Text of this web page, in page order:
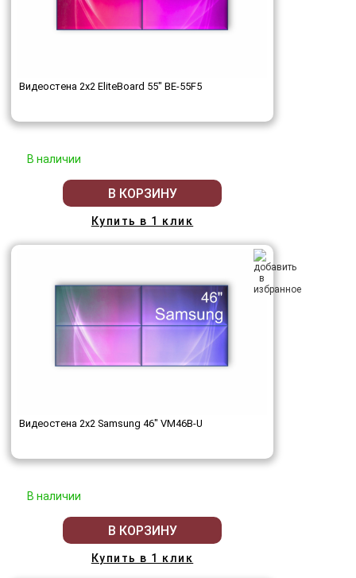
Видеостена 2x2 EliteBoard 55" BE-55F5
В наличии
В КОРЗИНУ
Купить в 1 клик
Видеостена 2x2 Samsung 46" VM46B-U
В наличии
В КОРЗИНУ
Купить в 1 клик